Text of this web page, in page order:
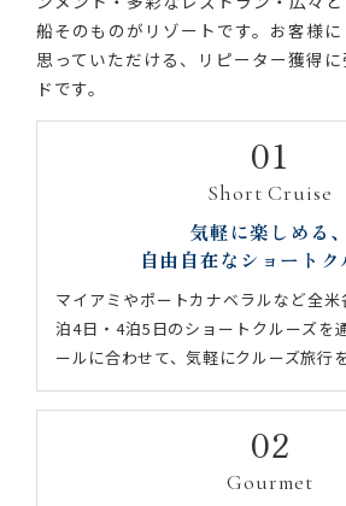
船そのものがリゾートです。お客様
思っていただける、リピーター獲得
ドです。
01
Short Cruise
気軽に楽しめる、
自由自在なショートク
マイアミやポートカナベラルなど全
泊4日・4泊5日のショートクルーズを
ールに合わせて、気軽にクルーズ旅行
02
Gourmet